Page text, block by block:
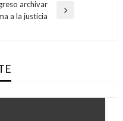
archivar
a la justicia